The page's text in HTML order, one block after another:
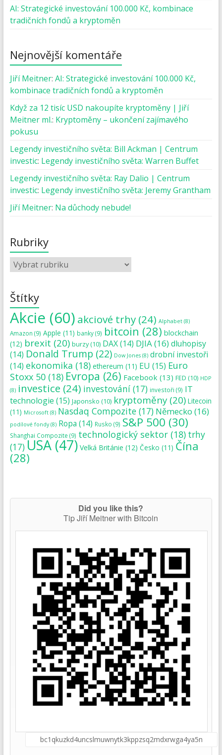
AI: Strategické investování 100.000 Kč, kombinace
tradičních fondů a kryptoměn
Nejnovější komentáře
Jiří Meitner: AI: Strategické investování 100.000 Kč,
kombinace tradičních fondů a kryptoměn
Když za 12 tisíc USD nakoupíte kryptoměny | Jiří
Meitner ml.: Kryptoměny – ukončení zajímavého
pokusu
Legendy investičního světa: Bill Ackman | Centrum
investic: Legendy investičního světa: Warren Buffet
Legendy investičního světa: Ray Dalio | Centrum
investic: Legendy investičního světa: Jeremy Grantham
Jiří Meitner: Na důchody nebude!
Rubriky
Štítky
Akcie (60) akciové trhy(24) Alphabet(8)
Amazon (9) Apple (11) banky(9) bitcoin (28) blockchain
(12) brexit (20) burzy(10) DAX(14) DJIA (16)dluhopisy
(14) Donald Trump (22) Dow Jones(8) drobní investoři
(14) ekonomika (18) ethereum (11) EU (15) Euro
Stoxx 50(18) Evropa (26) Facebook (13) FED (10) HDP
(8) investice (24) investování(17) investoři (9) IT
technologie (15) Japonsko (10) kryptoměny(20) Litecoin
(11) Microsoft(8) Nasdaq Compozite(17) Německo (16)
podílové fondy(8) Ropa (14) Rusko (9) S&P 500 (30)
Shanghai Compozite (9) technologický sektor(18) trhy
(17)USA(47) Velká Británie (12) Česko (11) Čína
(28)
Did you like this?
Tip Jiří Meitner with Bitcoin